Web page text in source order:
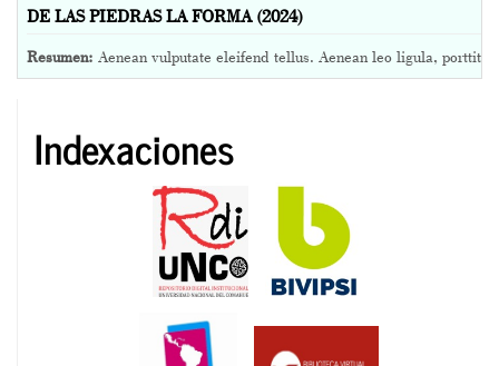
DE LAS PIEDRAS LA FORMA (2024)
Resumen: Aenean vulputate eleifend tellus. Aenean leo ligula,
Indexaciones